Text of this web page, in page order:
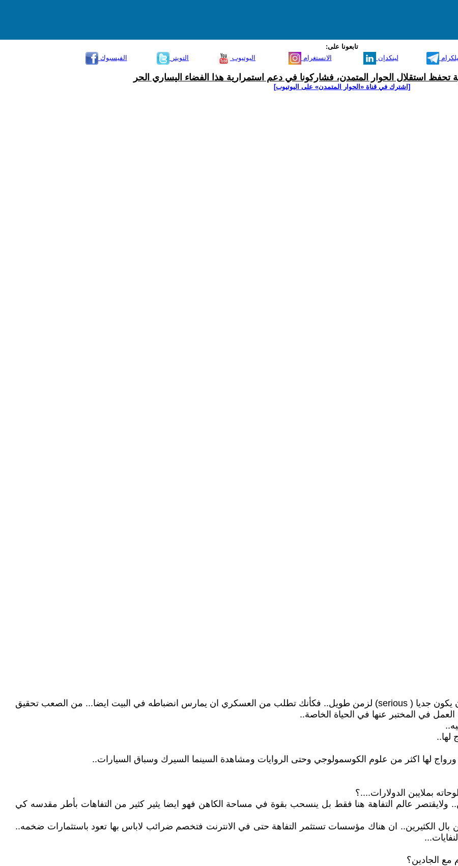
تابعونا على:
الفيسبوك
التويتر اليوتيوب الانستغرام لينكدإن
تحفظ استقلال الحوار المتمدن، فشاركونا في دعم استمرارية هذا الفضاء اليساري الحر
[اشترك في قناة ‫«الحوار المتمدن» على اليوتيوب]
لايمكن ان يتحَمل كائن بنيتة وسلوكياته تعتمد على الكيمياء بأن يكون جديا ( serious) لزمن طويل.. فكأنك تطلب من العسكري ان يمارس انضباطه في البيت ايضا... من الصعب تحقيق
في المختبر عنها في الحياة الخاصة..
لها..
ورواج لها اكثر من علوم الكوسمولوجي وحتى الروايات ومشاهدة السينما السيرك وسباق السيارات..
بملايبن الدولارات....؟
عالم التفاهة هنا فقط بل ينسحب بقوة في مساحة الكاهن فهو ايضا يثير كثير من التفاهات بأطر مقدسه كي
الكثيرين.. ان هناك مؤسسات تستثمر التفاهة حتى في الانترنت فتخصم ضرائب لاباس بها تعود باستثمارات ضخمه..
مع الجادين؟